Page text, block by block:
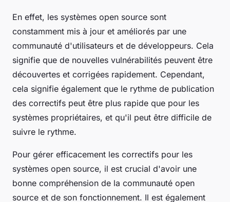
En effet, les systèmes open source sont
constamment mis à jour et améliorés par une
communauté d'utilisateurs et de développeurs. Cela
signifie que de nouvelles vulnérabilités peuvent être
découvertes et corrigées rapidement. Cependant,
cela signifie également que le rythme de publication
des correctifs peut être plus rapide que pour les
systèmes propriétaires, et qu'il peut être difficile de
suivre le rythme.
Pour gérer efficacement les correctifs pour les
systèmes open source, il est crucial d'avoir une
bonne compréhension de la communauté open
source et de son fonctionnement. Il est également